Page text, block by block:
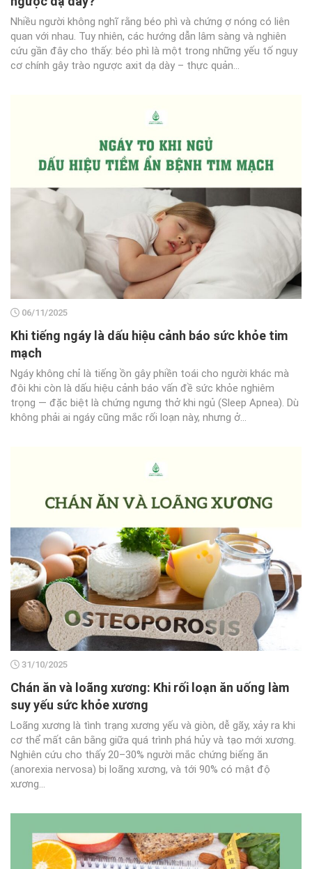
Nhiều người không nghĩ rằng béo phì và chứng ợ nóng có liên
quan với nhau. Tuy nhiên, các hướng dẫn lâm sàng và nghiên
cứu gần đây cho thấy: béo phì là một trong những yếu tố nguy
cơ chính gây trào ngược axit dạ dày – thực quản...
06/11/2025
Khi tiếng ngáy là dấu hiệu cảnh báo sức khỏe tim
mạch
Ngáy không chỉ là tiếng ồn gây phiền toái cho người khác mà
đôi khi còn là dấu hiệu cảnh báo vấn đề sức khỏe nghiêm
trọng — đặc biệt là chứng ngưng thở khi ngủ (Sleep Apnea). Dù
không phải ai ngáy cũng mắc rối loạn này, nhưng ở...
31/10/2025
Chán ăn và loãng xương: Khi rối loạn ăn uống làm
suy yếu sức khỏe xương
Loãng xương là tình trạng xương yếu và giòn, dễ gãy, xảy ra khi
cơ thể mất cân bằng giữa quá trình phá hủy và tạo mới xương.
Nghiên cứu cho thấy 20–30% người mắc chứng biếng ăn
(anorexia nervosa) bị loãng xương, và tới 90% có mật độ
xương...